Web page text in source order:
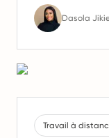
gestion des
conformité
Dasola
Travail à